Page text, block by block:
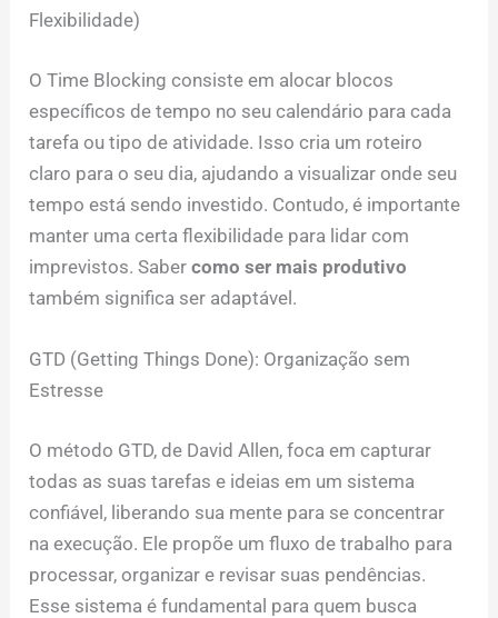
Flexibilidade)
O Time Blocking consiste em alocar blocos
específicos de tempo no seu calendário para cada
tarefa ou tipo de atividade. Isso cria um roteiro
claro para o seu dia, ajudando a visualizar onde seu
tempo está sendo investido. Contudo, é importante
manter uma certa flexibilidade para lidar com
imprevistos. Sabercomo ser mais produtivo
também significa ser adaptável.
GTD (Getting Things Done): Organização sem
Estresse
O método GTD, de David Allen, foca em capturar
todas as suas tarefas e ideias em um sistema
confiável, liberando sua mente para se concentrar
na execução. Ele propõe um fluxo de trabalho para
processar, organizar e revisar suas pendências.
Esse sistema é fundamental para quem busca